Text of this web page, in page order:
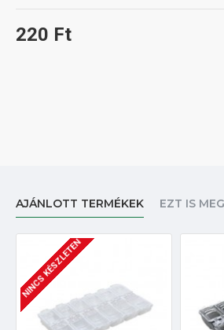
220 Ft
AJÁNLOTT TERMÉKEK EZT IS
NINCS KÉSZLETEN